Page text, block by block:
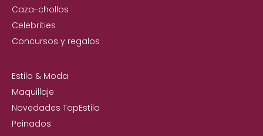
Caza-chollos
Celebrities
Concursos y regalos
Estilo & Moda
Maquillaje
Novedades TopEstilo
Peinados